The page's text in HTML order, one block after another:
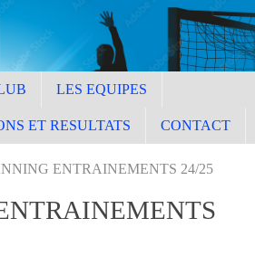
LES EQUIPES
ET RESULTATS CONTACT
ENTRAINEMENTS 24/25